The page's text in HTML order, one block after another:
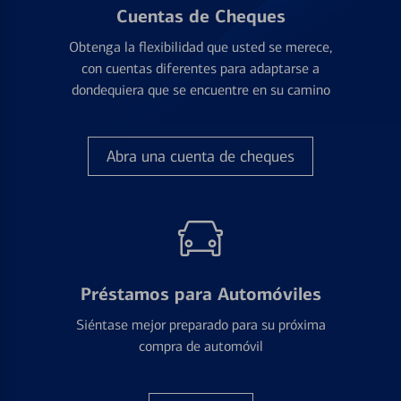
Cuentas de Cheques
Obtenga la flexibilidad que usted se merece,
con cuentas diferentes para adaptarse a
dondequiera que se encuentre en su camino
Abra una cuenta de cheques
Préstamos para Automóviles
Siéntase mejor preparado para su próxima
compra de automóvil